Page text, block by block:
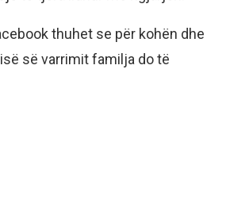
thuhet se për kohën dhe
së varrimit familja do të